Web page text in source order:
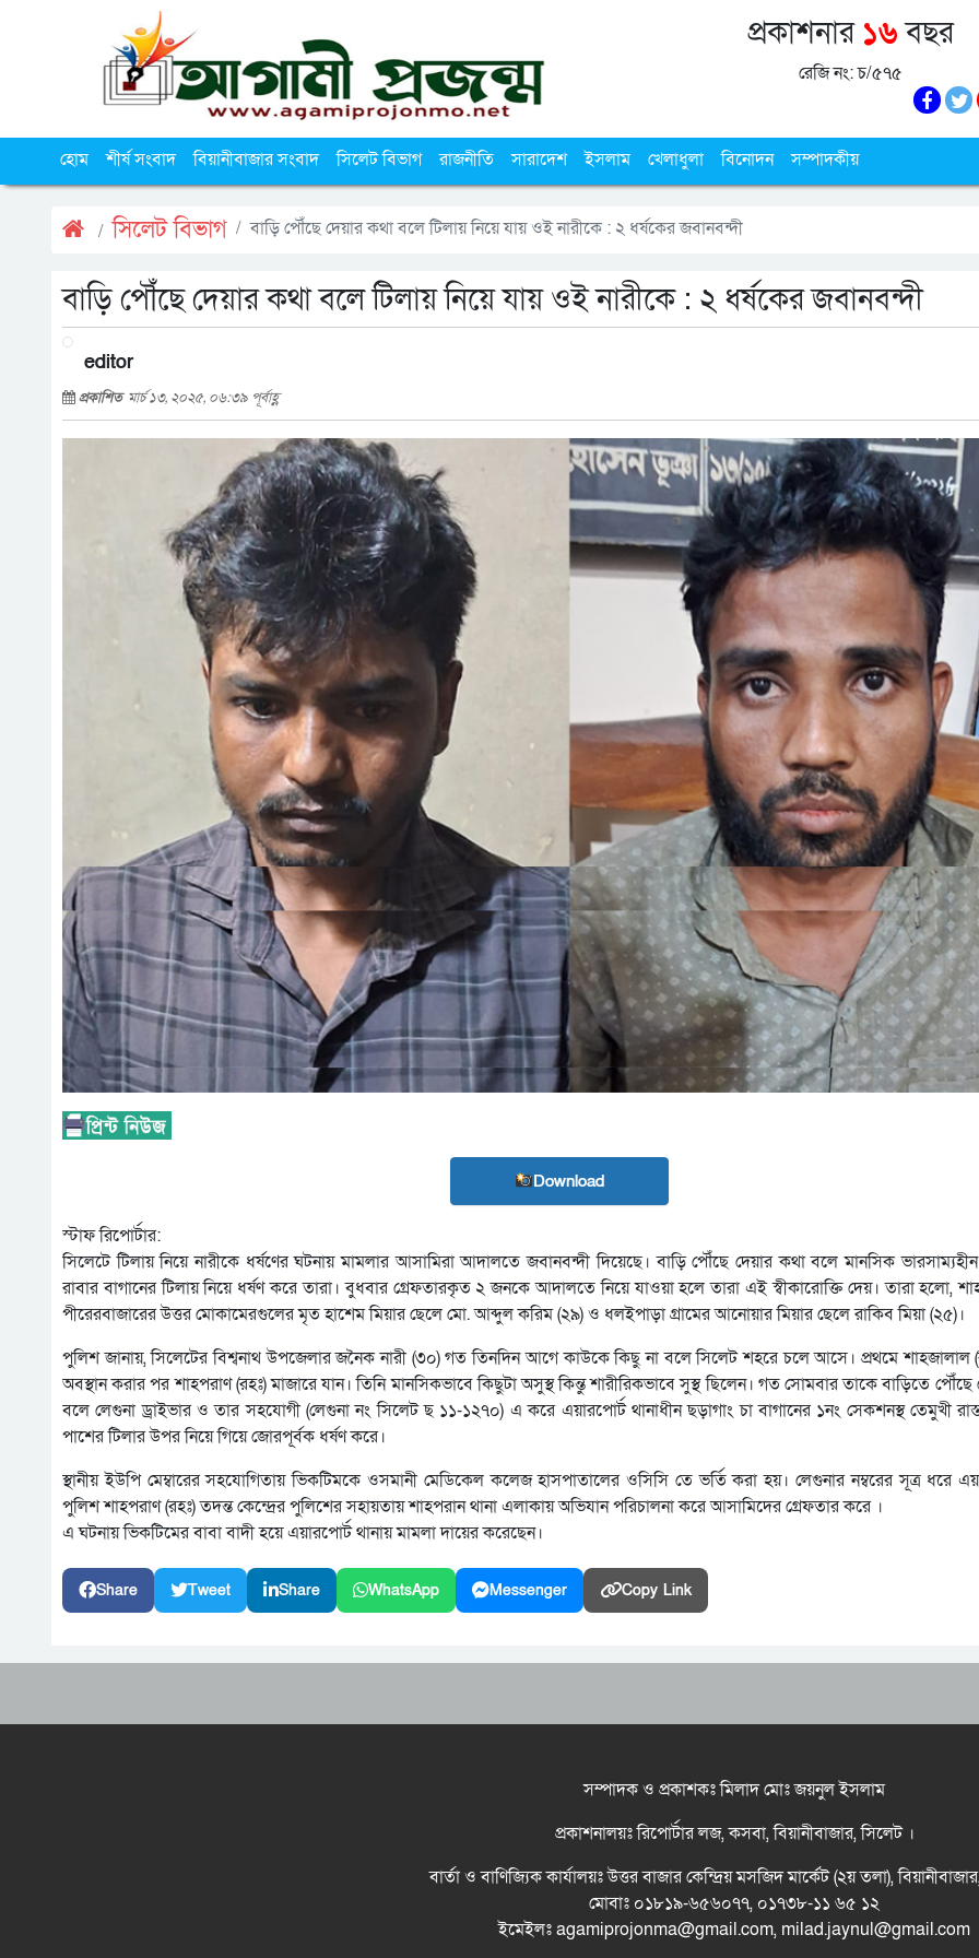
প্রকাশনার ১৬বছর
রেজি নং: চ/৫৭৫
হোম শীর্ষ সংবাদ বিয়ানীবাজার সংবাদ সিলেট বিভাগ রাজনীতি সারাদেশ ইসলাম খেলাধুলা বিনোদন সম্পাদকীয়
সিলেট বিভাগ বাড়ি পৌঁছে দেয়ার কথা বলে টিলায় নিয়ে যায় ওই নারীকে : ২ ধর্ষকের জবানবন্দী
বাড়ি পৌঁছে দেয়ার কথা বলে টিলায় নিয়ে যায় ওই নারীকে : ২ ধর্ষকের জবানবন্দী
editor
প্রকাশিত মার্চ ১৩, ২০২৫, ০৬:৩৯ পূর্বাহ্ণ
Download
স্টাফ রিপোর্টার:
সিলেটে টিলায় নিয়ে নারীকে ধর্ষণের ঘটনায় মামলার আসামিরা আদালতে জবানবন্দী দিয়েছে। বাড়ি পৌঁছে দেয়ার কথা বলে মানসিক
রাবার বাগানের টিলায় নিয়ে ধর্ষণ করে তারা। বুধবার গ্রেফতারকৃত ২ জনকে আদালতে নিয়ে যাওয়া হলে তারা এই স্বীকারোক্তি দেয়। তারা হলো,
পীরেরবাজারের উত্তর মোকামেরগুলের মৃত হাশেম মিয়ার ছেলে মো. আব্দুল করিম (২৯) ও ধলইপাড়া গ্রামের আনোয়ার মিয়ার ছেলে রাকিব মিয়া (২৫)।
পুলিশ জানায়, সিলেটের বিশ্বনাথ উপজেলার জনৈক নারী (৩০) গত তিনদিন আগে কাউকে কিছু না বলে সিলেট শহরে চলে আসে। প্রথমে শাহজালাল
অবস্থান করার পর শাহপরাণ (রহঃ) মাজারে যান। তিনি মানসিকভাবে কিছুটা অসুস্থ কিন্তু শারীরিকভাবে সুস্থ ছিলেন। গত সোমবার তাকে বাড়িতে
বলে লেগুনা ড্রাইভার ও তার সহযোগী (লেগুনা নং সিলেট ছ ১১-১২৭০) এ করে এয়ারপোর্ট থানাধীন ছড়াগাং চা বাগানের ১নং সেকশনস্থ তেমুখী
পাশের টিলার উপর নিয়ে গিয়ে জোরপূর্বক ধর্ষণ করে।
স্থানীয় ইউপি মেম্বারের সহযোগিতায় ভিকটিমকে ওসমানী মেডিকেল কলেজ হাসপাতালের ওসিসি তে ভর্তি করা হয়। লেগুনার নম্বরের সূত্র ধরে
পুলিশ শাহপরাণ (রহঃ) তদন্ত কেন্দ্রের পুলিশের সহায়তায় শাহপরান থানা এলাকায় অভিযান পরিচালনা করে আসামিদের গ্রেফতার করে ।
এ ঘটনায় ভিকটিমের বাবা বাদী হয়ে এয়ারপোর্ট থানায় মামলা দায়ের করেছেন।
Share Tweet Share WhatsApp Messenger Copy Link
সম্পাদক ও প্রকাশকঃ মিলাদ মোঃ জয়নুল ইসলাম
প্রকাশনালয়ঃ রিপোর্টার লজ, কসবা, বিয়ানীবাজার, সিলেট ।
বার্তা ও বাণিজ্যিক কার্যালয়ঃ উত্তর বাজার কেন্দ্রিয় মসজিদ মার্কেট (২য় তলা),
মোবাঃ ০১৮১৯-৬৫৬০৭৭, ০১৭৩৮-১১ ৬৫ ১২
ইমেইলঃ agamiprojonma@gmail.com, milad.jaynul@gmail.com